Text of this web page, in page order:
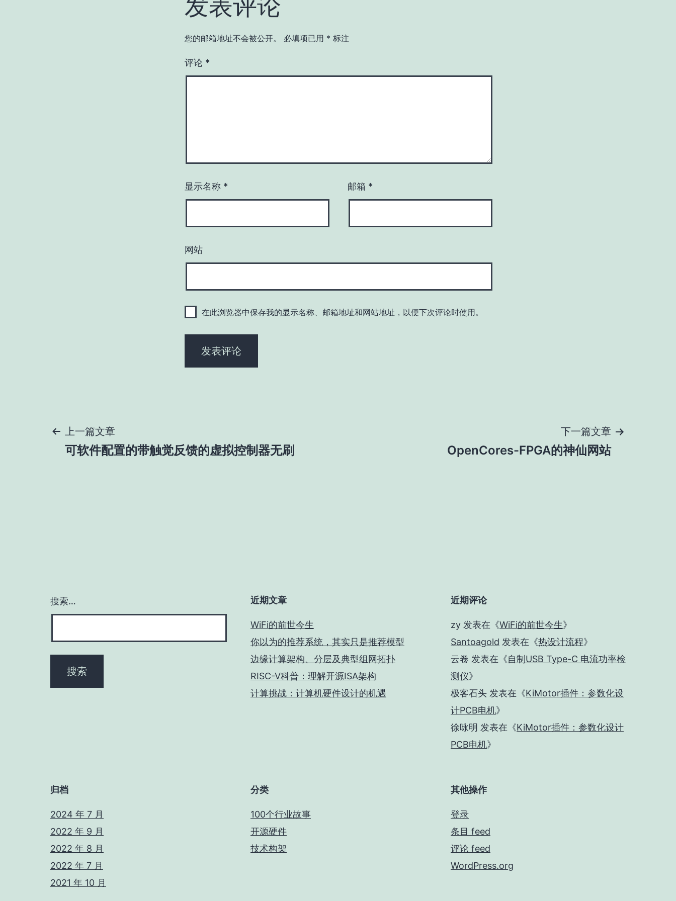
您的邮箱地址不会被公开。 必填项已用 * 标注
评论 *
显示名称 * 邮箱 *
网站
在此浏览器中保存我的显示名称、邮箱地址和网站地址，以便下次评论时使用。
文上一篇文章
可软件配置的带触觉反馈的虚拟控制器无刷
下一篇文章
OpenCores-FPGA的神仙网站
搜索… 近期文章
WiFi的前世今生
你以为的推荐系统，其实只是推荐模型
边缘计算架构、分层及典型组网拓扑
RISC-V科普：理解开源ISA架构
计算挑战：计算机硬件设计的机遇
近期评论
zy 发表在《WiFi的前世今生》
Santoagold 发表在《热设计流程》
云卷 发表在《自制USB Type-C 电流功率检
测仪》
极客石头 发表在《KiMotor插件：参数化设
计PCB电机》
徐咏明 发表在《KiMotor插件：参数化设计
PCB电机》
归档
2024 年 7 月
2022 年 9 月
2022 年 8 月
2022 年 7 月
2021 年 10 月
分类
100个行业故事
开源硬件
技术构架
其他操作
登录
条目 feed
评论 feed
WordPress.org